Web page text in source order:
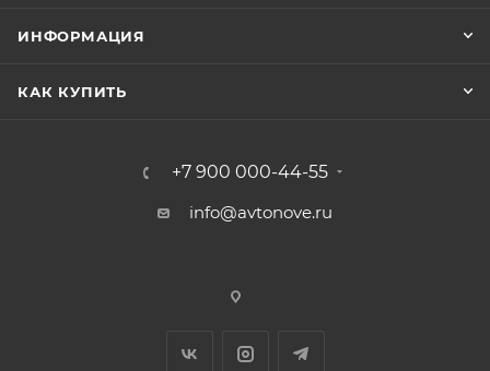
ИНФОРМАЦИЯ
КАК КУПИТЬ
+7 900 000-44-55
info@avtonove.ru